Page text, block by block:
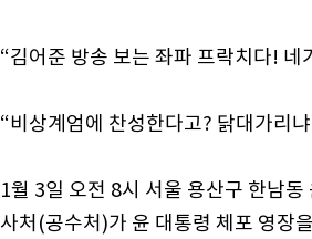
“김어준 방송 보는 좌파 프락치다! 네
“비상계엄에 찬성한다고? 닭대가리
1월 3일 오전 8시 서울 용산구 한남
사처(공수처)가 윤 대통령 체포 영장